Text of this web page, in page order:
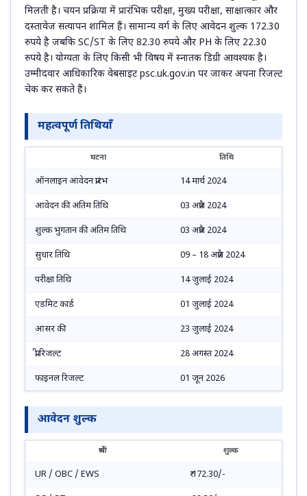
मिलती है। चयन प्रक्रिया में प्रारंभिक परीक्षा, मुख्य परीक्षा, साक्षात्कार और
दस्तावेज सत्यापन शामिल हैं। सामान्य वर्ग के लिए आवेदन शुल्क 172.30
रुपये है जबकि SC/ST के लिए 82.30 रुपये और PH के लिए 22.30
रुपये है। योग्यता के लिए किसी भी विषय में स्नातक डिग्री आवश्यक है।
उम्मीदवार आधिकारिक वेबसाइट psc.uk.gov.in पर जाकर अपना रिजल्ट
चेक कर सकते हैं।
महत्वपूर्ण तिथियाँ
घटना तिथि
ऑनलाइन आवेदन प्रारंभ 14 मार्च 2024
आवेदन की अंतिम तिथि 03 अप्रैल 2024
शुल्क भुगतान की अंतिम तिथि 03 अप्रैल 2024
सुधार तिथि 09 – 18 अप्रैल 2024
परीक्षा तिथि 14 जुलाई 2024
एडमिट कार्ड 01 जुलाई 2024
आंसर की 23 जुलाई 2024
प्री रिजल्ट 28 अगस्त 2024
फाइनल रिजल्ट 01 जून 2026
आवेदन शुल्क
श्रेणी शुल्क
UR / OBC / EWS ₹ 172.30/-